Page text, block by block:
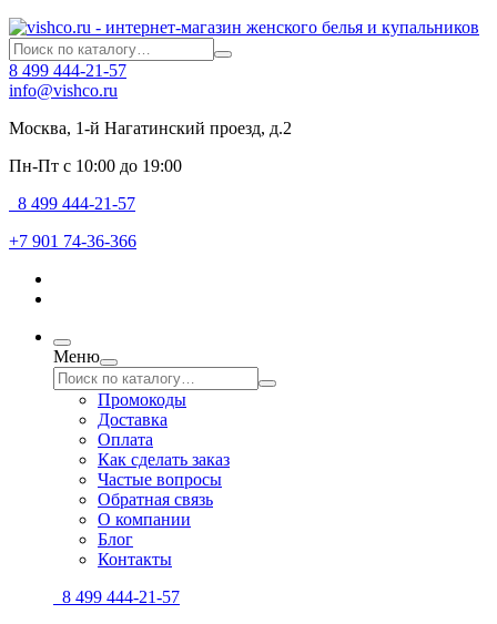
8 499 444-21-57
info@vishco.ru
Москва, 1-й Нагатинский проезд, д.2
Пн-Пт с 10:00 до 19:00
8 499 444-21-57
+7 901 74-36-366
Меню
Промокоды
Доставка
Оплата
Как сделать заказ
Частые вопросы
Обратная связь
О компании
Блог
Контакты
8 499 444-21-57